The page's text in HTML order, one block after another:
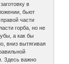
в
бьют
части
горба, но не
а как бы
вниз вытягивая
Здесь важно